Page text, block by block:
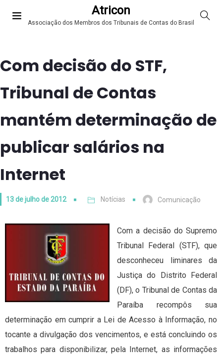
Atricon
Associação dos Membros dos Tribunais de Contas do Brasil
Com decisão do STF,
Tribunal de Contas
mantém determinação de
publicar salários na
Internet
13 de julho de 2012 Notícias Comunicação
Com a decisão do Supremo
Tribunal Federal (STF), que
desconheceu liminares da
Justiça do Distrito Federal
(DF), o Tribunal de Contas da
Paraíba recompôs sua
determinação em cumprir a Lei de Acesso à Informação, no
tocante a divulgação dos vencimentos, e está concluindo os
trabalhos para disponibilizar, pela Internet, as informações